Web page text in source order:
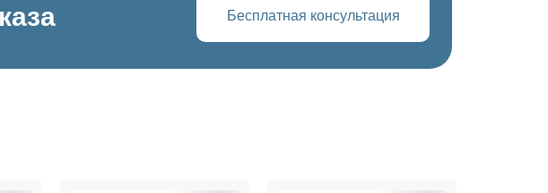
Бесплатная консультация